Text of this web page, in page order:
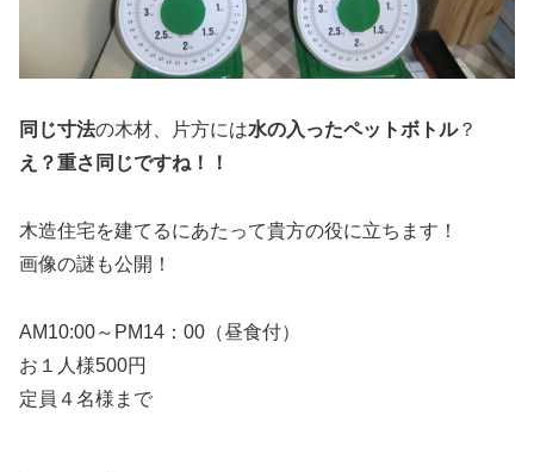
同じ寸法の木材、片方には水の入ったペットボトル？
え？重さ同じですね！！
木造住宅を建てるにあたって貴方の役に立ちます！
画像の謎も公開！
AM10:00～PM14：00（昼食付）
お１人様500円
定員４名様まで